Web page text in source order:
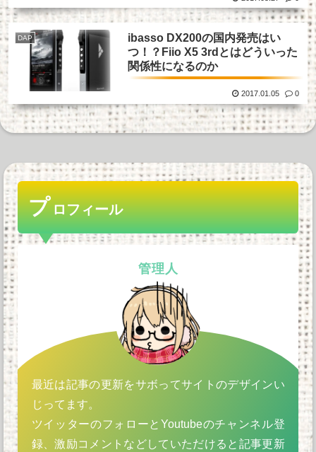
DAP
ibasso DX200の国内発売はい
つ！？Fiio X5 3rdとはどういった
関係性になるのか
2017.01.05 0
プロフィール
管理人
最近は記事の更新をサボってサイトのデザインい
じってます。
ツイッターのフォローとYoutubeのチャンネル登
録、激励コメントなどしていただけると記事更新